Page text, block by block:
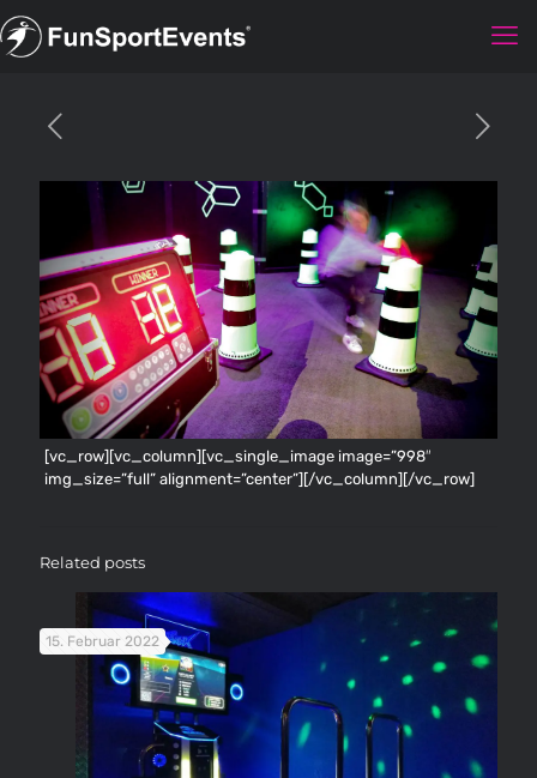
[vc_row][vc_column][vc_single_image image=”998″
img_size=”full” alignment=”center”][/vc_column][/vc_row]
Related posts
15. Februar 2022